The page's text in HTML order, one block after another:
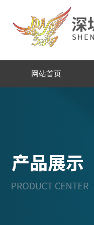
网站首页